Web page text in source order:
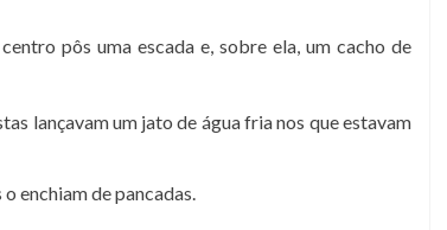
pôs uma escada e, sobre ela, um cacho de
lançavam um jato de água fria nos que estavam
enchiam de pancadas.